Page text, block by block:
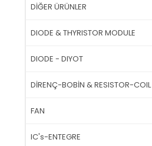
DİĞER ÜRÜNLER
DIODE & THYRISTOR MODULE
DIODE - DIYOT
DİRENÇ-BOBİN & RESISTOR-COIL
FAN
IC's-ENTEGRE